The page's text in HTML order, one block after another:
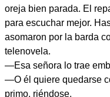
oreja bien parada. El
para escuchar mejor.
asomaron por la barda
telenovela.
—Esa señora lo trae
—O él quiere quedarse
primo, riéndose.